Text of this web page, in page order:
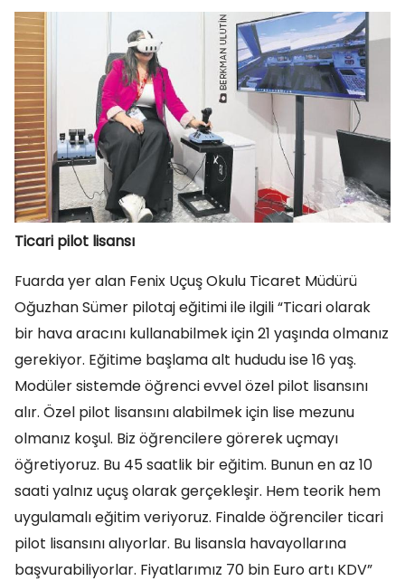
Ticari pilot lisansı
Fuarda yer alan Fenix Uçuş Okulu Ticaret Müdürü
Oğuzhan Sümer pilotaj eğitimi ile ilgili “Ticari olarak
bir hava aracını kullanabilmek için 21 yaşında olmanız
gerekiyor. Eğitime başlama alt hududu ise 16 yaş.
Modüler sistemde öğrenci evvel özel pilot lisansını
alır. Özel pilot lisansını alabilmek için lise mezunu
olmanız koşul. Biz öğrencilere görerek uçmayı
öğretiyoruz. Bu 45 saatlik bir eğitim. Bunun en az 10
saati yalnız uçuş olarak gerçekleşir. Hem teorik hem
uygulamalı eğitim veriyoruz. Finalde öğrenciler ticari
pilot lisansını alıyorlar. Bu lisansla havayollarına
başvurabiliyorlar. Fiyatlarımız 70 bin Euro artı KDV”